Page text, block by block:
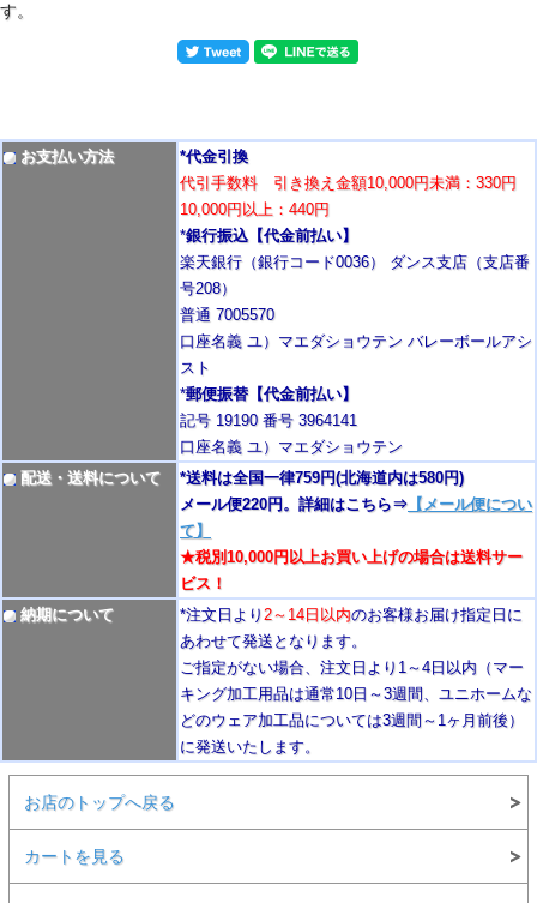
す。
お支払い方法
*代金引換
代引手数料 引き換え金額10,000円未満：330円
10,000円以上：440円
*銀行振込【代金前払い】
楽天銀行（銀行コード0036） ダンス支店（支店番
号208）
普通 7005570
口座名義 ユ）マエダショウテン バレーボールアシ
スト
*郵便振替【代金前払い】
記号 19190 番号 3964141
口座名義 ユ）マエダショウテン
配送・送料について
*送料は全国一律759円(北海道内は580円)
メール便220円。詳細はこちら⇒ 【メール便につい
て】
★税別10,000円以上お買い上げの場合は送料サー
ビス！
納期について
*注文日より2～14日以内のお客様お届け指定日に
あわせて発送となります。
ご指定がない場合、注文日より1～4日以内 （マー
キング加工用品は通常10日 ～3週間、ユニホームな
どのウェア加工品については3週間～ 1ヶ月前後 ）
に発送いたします。
お店のトップへ戻る
カートを見る